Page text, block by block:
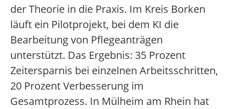
der Theorie in die Praxis. Im Kreis Borken
läuft ein Pilotprojekt, bei dem KI die
Bearbeitung von Pflegeanträgen
unterstützt. Das Ergebnis: 35 Prozent
Zeitersparnis bei einzelnen Arbeitsschritten,
20 Prozent Verbesserung im
Gesamtprozess. In Mülheim am Rhein hat